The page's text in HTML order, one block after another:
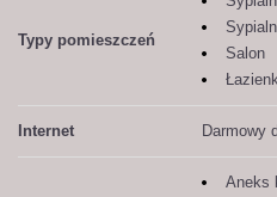
Typy pomieszczeń
Salon
Internet Darmowy
Aneks